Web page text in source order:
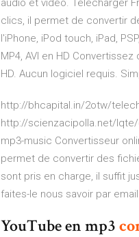
audio et vidéo. Télécharger
clics, il permet de convertir
l'iPhone, iPod touch, iPad,
MP4, AVI en HD
HD. Aucun logiciel requis.
http://bhcapital.in/2otw/
http://scienzacipolla.net/
mp3-music Convertisseur
permet de convertir des
sont pris en charge, il suffit
faites-le nous savoir par
YouTube en mp3